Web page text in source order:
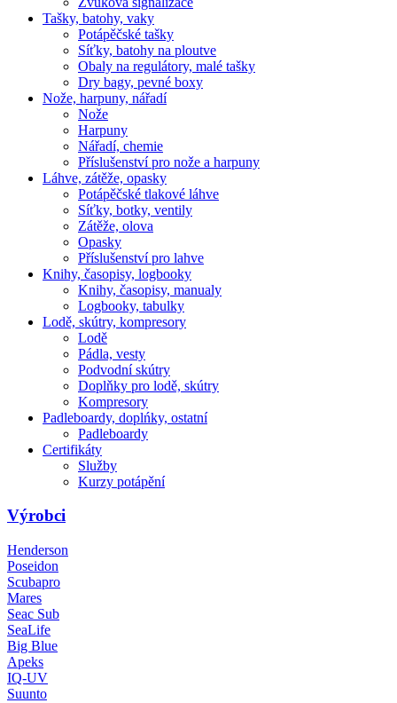
Tašky, batohy, vaky
Potápěčské tašky
Síťky, batohy na ploutve
Obaly na regulátory, malé tašky
Dry bagy, pevné boxy
Nože, harpuny, nářadí
Nože
Harpuny
Nářadí, chemie
Příslušenství pro nože a harpuny
Láhve, zátěže, opasky
Potápěčské tlakové láhve
Síťky, botky, ventily
Zátěže, olova
Opasky
Příslušenství pro lahve
Knihy, časopisy, logbooky
Knihy, časopisy, manualy
Logbooky, tabulky
Lodě, skútry, kompresory
Lodě
Pádla, vesty
Podvodní skútry
Doplňky pro lodě, skútry
Kompresory
Padleboardy, doplńky, ostatní
Padleboardy
Certifikáty
Služby
Kurzy potápění
Výrobci
Henderson
Poseidon
Scubapro
Mares
Seac Sub
SeaLife
Big Blue
Apeks
IQ-UV
Suunto